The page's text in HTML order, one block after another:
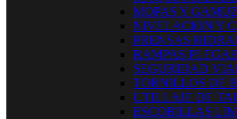
MOPAS Y
NIVELACION Y
PRENSAS
RAMPAS
SEGURIDAD
TORNILLOS DE
UTILLAJE DE
ESCOBILLAS